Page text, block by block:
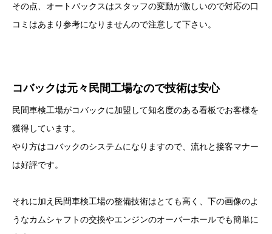
その点、オートバックスはスタッフの変動が激しいので対応の口
コミはあまり参考になりませんので注意して下さい。
コバックは元々民間工場なので技術は安心
民間車検工場がコバックに加盟して知名度のある看板でお客様を
獲得しています。
やり方はコバックのシステムになりますので、流れと接客マナー
は好評です。
それに加え民間車検工場の整備技術はとても高く、下の画像のよ
うなカムシャフトの交換やエンジンのオーバーホールでも簡単に